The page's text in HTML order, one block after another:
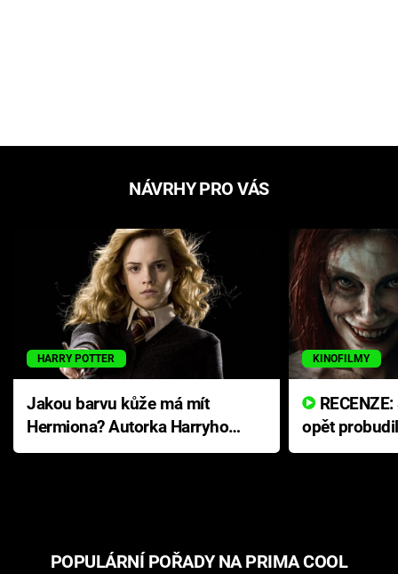
NÁVRHY PRO VÁS
HARRY POTTER
Jakou barvu kůže má mít
Hermiona? Autorka Harryho
Pottera přišla s ráznou
KINOFILMY
opět
přichází s
POPULÁRNÍ POŘADY NA PRIMA COOL